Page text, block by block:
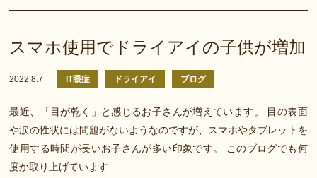
スマホ使用でドライアイの子供が増加
2022.8.7 IT眼症 ドライアイ ブログ
最近、「目が乾く」と感じるお子さんが増えています。 目の表面
や涙の性状には問題がないようなのですが、スマホやタブレットを
使用する時間が長いお子さんが多い印象です。 このブログでも何
度か取り上げています…